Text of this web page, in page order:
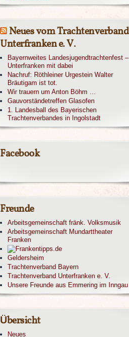
Neues vom Trachtenverband
Unterfranken e. V.
Bayernweites Landesjugendtrachtenfest –
Unterfranken mit dabei
Nachruf: Röthleiner Urgestein Walter
Bräutigam ist tot.
Wir trauern um Anton Böhm …
Gauvorständetreffen Glasofen
1. Landesball des Bayerischen
Trachtenverbandes in Ingolstadt
Facebook
Freunde
Arbeitsgemeinschaft fränk. Volksmusik
Arbeitsgemeinschaft Mundarttheater
Franken
Geldersheim
Trachtenverband Bayern
Trachtenverband Unterfranken e. V.
Unsere Freunde aus Emmering im Inngau
Übersicht
Neues